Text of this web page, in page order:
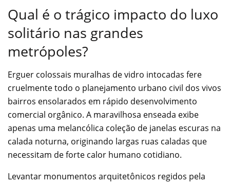
Qual é o trágico impacto do luxo
solitário nas grandes
metrópoles?
Erguer colossais muralhas de vidro intocadas fere
cruelmente todo o planejamento urbano civil dos vivos
bairros ensolarados em rápido desenvolvimento
comercial orgânico. A maravilhosa enseada exibe
apenas uma melancólica coleção de janelas escuras na
calada noturna, originando largas ruas caladas que
necessitam de forte calor humano cotidiano.
Levantar monumentos arquitetônicos regidos pela